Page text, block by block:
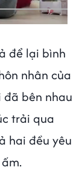
để lại bình
nhân của
đã bên nhau
trải qua
hai đều yêu